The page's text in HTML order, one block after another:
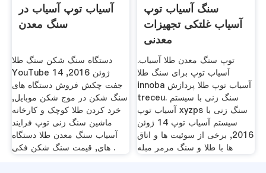
آسیاب توپ آسیاب در
سنگ معدن
دستگاه سنگ شکن سنگ طلا
YouTube 14 ژوئن 2016,
جفت چکش فروش دستگاه های
سنگ شکن در موج شکن موبایل,
خرد کردن طلا کوچک و کارخانه
ماشین سنگ زنی توپ فرایند
آسیاب سنگ معدن طلا دستگاه
های, قیمت سنگ شکن فکی .
سنگ آسیاب توپ
آسیاب غلتکی تجهیزات
معدنی
توپ سنگ معدن طلا آسیاب.
آسیاب توپ برای سنگ طلا
innoba آسیاب توپ طلا پردازش
treceu. سنگ زنی با سیستم
آسیاب توپ xyzps سنگ زنی با
سیستم آسیاب توپ 14 ژوئن
2016, برخی از سوئیت ها و اتاق
ها با طلا و سنگ مرمر مبله